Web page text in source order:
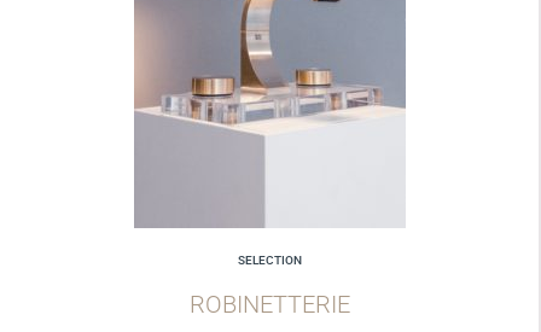
SELECTION
ROBINETTERIE